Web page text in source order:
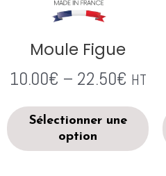
Moule Figue
10.00€ – 22.50€ HT
Sélectionner une
option